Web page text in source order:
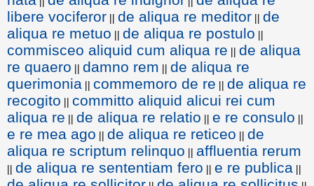
libere vociferor || de aliqua re meditor || de
aliqua re metuo || de aliqua re postulo ||
commisceo aliquid cum aliqua re || de aliqua
re quaero || damno rem || de aliqua re
querimonia || commemoro de re || de aliqua re
recogito || committo aliquid alicui rei cum
aliqua re || de aliqua re relatio || e re consulo ||
e re mea ago || de aliqua re reticeo || de
aliqua re scriptum relinquo || affluentia rerum
|| de aliqua re sententiam fero || e re publica ||